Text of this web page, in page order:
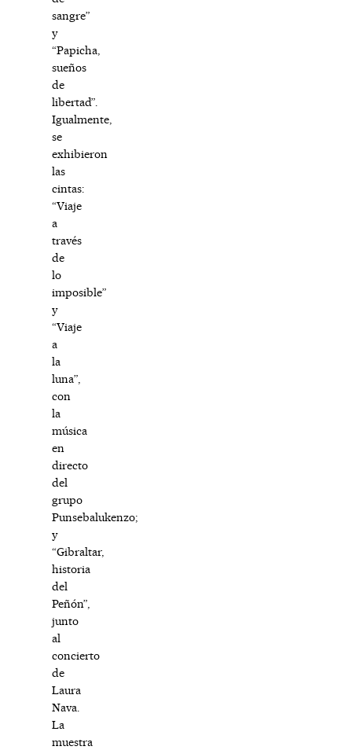
sangre”
y
“Papicha,
sueños
de
libertad”.
Igualmente,
se
exhibieron
las
cintas:
“Viaje
a
través
de
lo
imposible”
y
“Viaje
a
la
luna”,
con
la
música
en
directo
del
grupo
Punsebalukenzo;
y
“Gibraltar,
historia
del
Peñón”,
junto
al
concierto
de
Laura
Nava.
La
muestra